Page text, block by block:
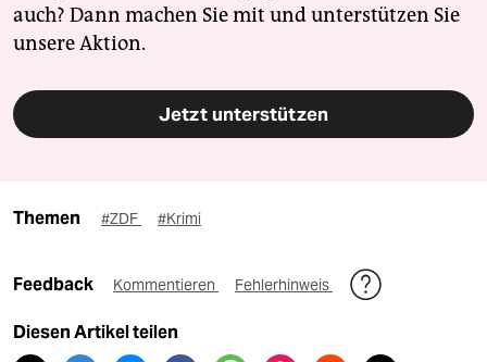
auch? Dann machen Sie mit und unterstützen Sie
unsere Aktion.
Jetzt unterstützen
Themen #ZDF #Krimi
Feedback Kommentieren Fehlerhinweis
Diesen Artikel teilen